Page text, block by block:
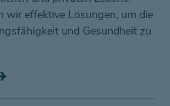
wir effektive Lösungen, um die
und Gesundheit zu